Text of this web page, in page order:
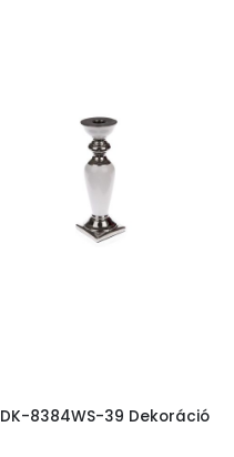
DK-8384WS-39 Dekoráció